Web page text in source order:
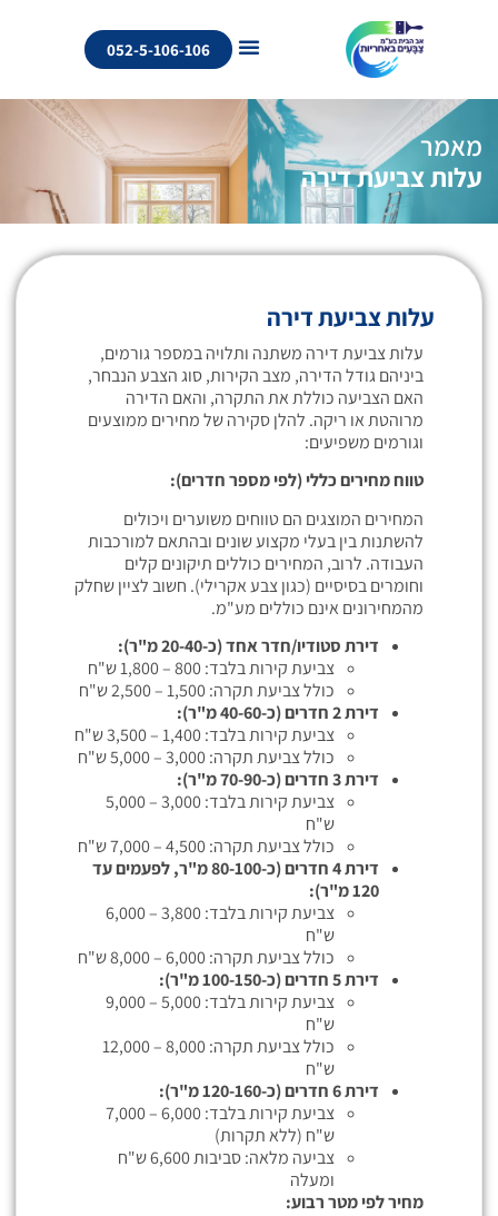
052-5-106-106
מאמר
עלות צביעת דירה
עלות צביעת דירה
עלות צביעת דירה משתנה ותלויה במספר גורמים,
ביניהם גודל הדירה, מצב הקירות, סוג הצבע הנבחר,
האם הצביעה כוללת את התקרה, והאם הדירה
מרוהטת או ריקה. להלן סקירה של מחירים ממוצעים
וגורמים משפיעים:
טווח מחירים כללי (לפי מספר חדרים):
המחירים המוצגים הם טווחים משוערים ויכולים
להשתנות בין בעלי מקצוע שונים ובהתאם למורכבות
העבודה. לרוב, המחירים כוללים תיקונים קלים
וחומרים בסיסיים (כגון צבע אקרילי). חשוב לציין שחלק
מהמחירונים אינם כוללים מע"מ.
דירת סטודיו/חדר אחד (כ-20-40 מ"ר):
צביעת קירות בלבד: 800 – 1,800 ש"ח
כולל צביעת תקרה: 1,500 – 2,500 ש"ח
דירת 2 חדרים (כ-40-60 מ"ר):
צביעת קירות בלבד: 1,400 – 3,500 ש"ח
כולל צביעת תקרה: 3,000 – 5,000 ש"ח
דירת 3 חדרים (כ-70-90 מ"ר):
צביעת קירות בלבד: 3,000 – 5,000
ש"ח
כולל צביעת תקרה: 4,500 – 7,000 ש"ח
דירת 4 חדרים (כ-80-100 מ"ר, לפעמים עד
120 מ"ר):
צביעת קירות בלבד: 3,800 – 6,000
ש"ח
כולל צביעת תקרה: 6,000 – 8,000 ש"ח
דירת 5 חדרים (כ-100-150 מ"ר):
צביעת קירות בלבד: 5,000 – 9,000
ש"ח
כולל צביעת תקרה: 8,000 – 12,000
ש"ח
דירת 6 חדרים (כ-120-160 מ"ר):
צביעת קירות בלבד: 6,000 – 7,000
ש"ח (ללא תקרות)
צביעה מלאה: סביבות 6,600 ש"ח
ומעלה
מחיר לפי מטר רבוע: